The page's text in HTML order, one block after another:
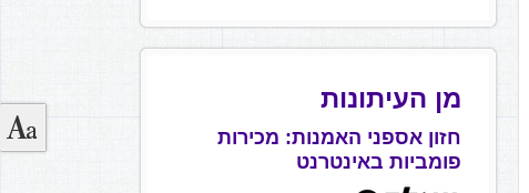
מן העיתונות
חזון אספני האמנות: מכירות
פומביות באינטרנט